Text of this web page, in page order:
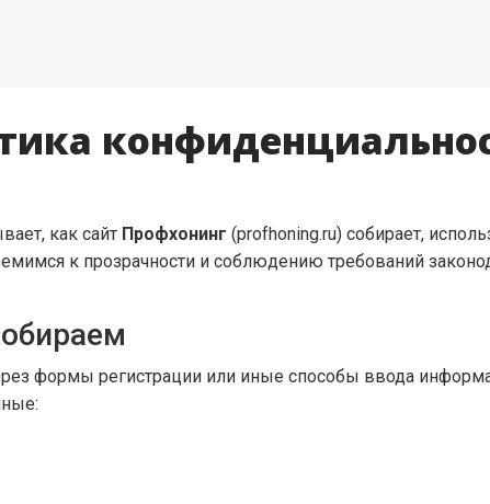
как сайт Профхонинг (profhoning.ru) собирает,
к прозрачности и соблюдению требований
формы регистрации или иные способы ввода